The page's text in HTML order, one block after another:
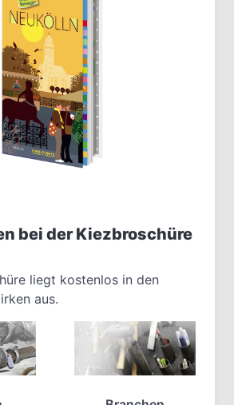
bei der Kiezbroschüre
liegt kostenlos in den
aus.